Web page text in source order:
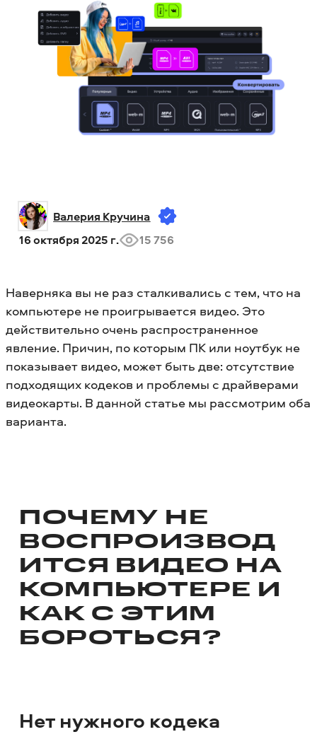
Валерия Кручина
16 октября 2025 г.
15 756
Наверняка вы не раз сталкивались с тем, что на
компьютере не проигрывается видео. Это
действительно очень распространенное
явление. Причин, по которым ПК или ноутбук не
показывает видео, может быть две: отсутствие
подходящих кодеков и проблемы с драйверами
видеокарты. В данной статье мы рассмотрим оба
варианта.
ПОЧЕМУ НЕ
ВОСПРОИЗВОД
ИТСЯ ВИДЕО НА
КОМПЬЮТЕРЕ И
КАК С ЭТИМ
БОРОТЬСЯ?
Нет нужного кодека